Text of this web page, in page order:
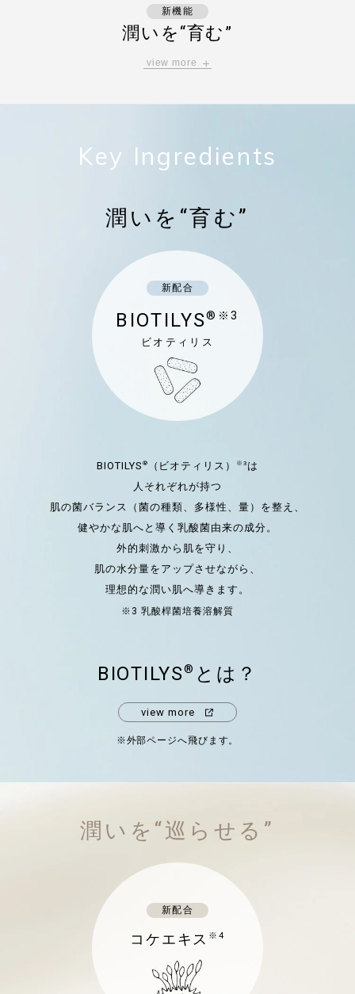
潤いで肌を満たしふっくらと柔らかい、
ハリツヤに満ちた印象に導きます。
新機能
潤いを“育む”
肌の菌バランスを整えることで、
り、
view more
Key Ingredients
潤いを“育む”
新配合
BIOTILYS®※3
ビオティリス
BIOTILYS ® （ビオティリス） ※3 は
人それぞれが持つ
肌の菌バランス（菌の種類、多様性、量）を整え、
健やかな肌へと導く乳酸菌由来の成分。
外的刺激から肌を守り、
肌の水分量をアップさせながら、
理想的な潤い肌へ導きます。
※3 乳酸桿菌培養溶解質
BIOTILYS® とは？
view more
※外部ページへ飛びます。
潤いを“巡らせる”
新配合
コケエキス ※4